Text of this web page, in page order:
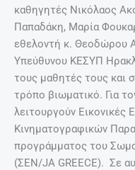
καθηγητές Νικόλαος
Παπαδάκη, Μαρία
εθελοντή κ. Θεοδώρου
Υπεύθυνου ΚΕΣΥΠ
τους μαθητές τους και
τρόπο βιωματικό. Για
λειτουργούν Εικονικές
Κινηματογραφικών
προγράμματος του
(ΣΕΝ/JA GREECE). Σε